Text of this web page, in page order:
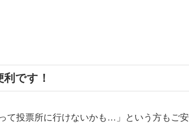
です！
て投票所に行けないかも…」という方もご安